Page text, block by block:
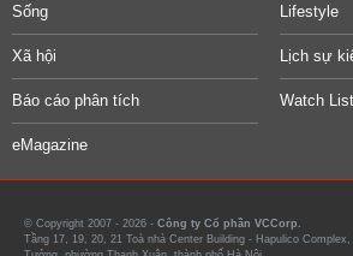
Sống Lifestyle
Xã hội Lịch sự
Báo cáo phân tích Watch List
eMagazine
© Copyright 2007 - 2026 - Công ty Cổ phần VCCorp.
Tầng 17, 19, 20, 21 Toà nhà Center Building - Hapulico